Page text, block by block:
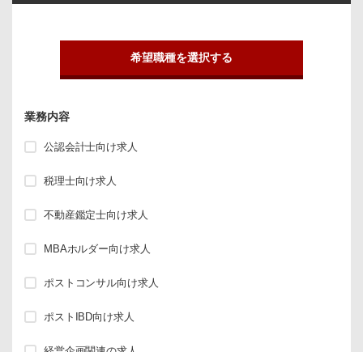
希望職種を選択する
業務内容
公認会計士向け求人
税理士向け求人
不動産鑑定士向け求人
MBAホルダー向け求人
ポストコンサル向け求人
ポストIBD向け求人